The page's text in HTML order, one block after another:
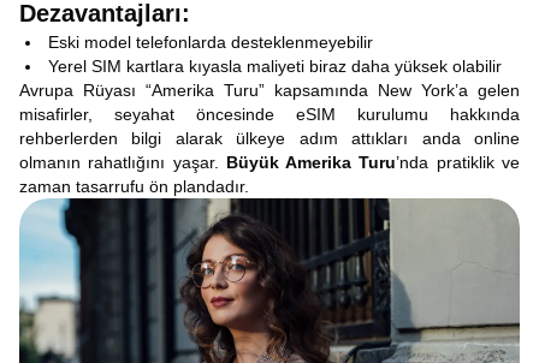
Dezavantajları:
Eski model telefonlarda desteklenmeyebilir
Yerel SIM kartlara kıyasla maliyeti biraz daha yüksek olabilir
Avrupa Rüyası “Amerika Turu” kapsamında New York’a gelen
misafirler, seyahat öncesinde eSIM kurulumu hakkında
rehberlerden bilgi alarak ülkeye adım attıkları anda online
olmanın rahatlığını yaşar. Büyük Amerika Turu’nda pratiklik ve
zaman tasarrufu ön plandadır.